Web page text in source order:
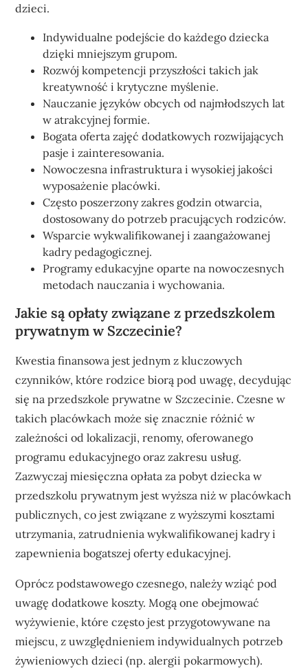
dzieci.
Indywidualne podejście do każdego dziecka
dzięki mniejszym grupom.
Rozwój kompetencji przyszłości takich jak
kreatywność i krytyczne myślenie.
Nauczanie języków obcych od najmłodszych lat
w atrakcyjnej formie.
Bogata oferta zajęć dodatkowych rozwijających
pasje i zainteresowania.
Nowoczesna infrastruktura i wysokiej jakości
wyposażenie placówki.
Często poszerzony zakres godzin otwarcia,
dostosowany do potrzeb pracujących rodziców.
Wsparcie wykwalifikowanej i zaangażowanej
kadry pedagogicznej.
Programy edukacyjne oparte na nowoczesnych
metodach nauczania i wychowania.
Jakie są opłaty związane z przedszkolem
prywatnym w Szczecinie?
Kwestia finansowa jest jednym z kluczowych
czynników, które rodzice biorą pod uwagę, decydując
się na przedszkole prywatne w Szczecinie. Czesne w
takich placówkach może się znacznie różnić w
zależności od lokalizacji, renomy, oferowanego
programu edukacyjnego oraz zakresu usług.
Zazwyczaj miesięczna opłata za pobyt dziecka w
przedszkolu prywatnym jest wyższa niż w placówkach
publicznych, co jest związane z wyższymi kosztami
utrzymania, zatrudnienia wykwalifikowanej kadry i
zapewnienia bogatszej oferty edukacyjnej.
Oprócz podstawowego czesnego, należy wziąć pod
uwagę dodatkowe koszty. Mogą one obejmować
wyżywienie, które często jest przygotowywane na
miejscu, z uwzględnieniem indywidualnych potrzeb
żywieniowych dzieci (np. alergii pokarmowych).